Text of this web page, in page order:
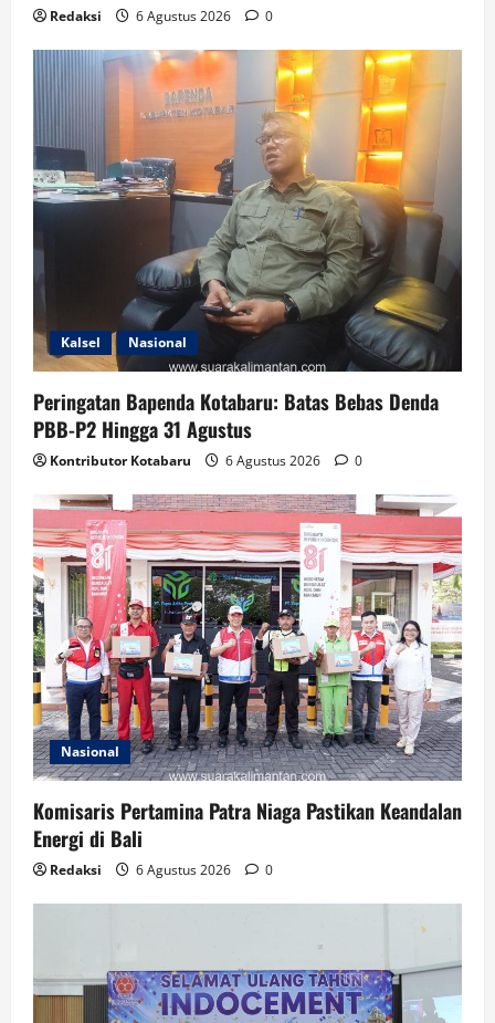
Redaksi 6 Agustus 2026 0
Kalsel Nasional
Peringatan Bapenda Kotabaru: Batas Bebas Denda
PBB-P2 Hingga 31 Agustus
Kontributor Kotabaru 6 Agustus 2026 0
Nasional
Komisaris Pertamina Patra Niaga Pastikan Keandalan
Energi di Bali
Redaksi 6 Agustus 2026 0